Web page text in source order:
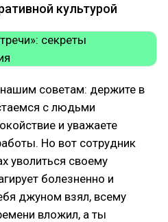
культурой
советам: держите в
с людьми
и уважаете
Но вот сотрудник
уволиться своему
болезненно и
джуном взял, всему
вложил, а ты